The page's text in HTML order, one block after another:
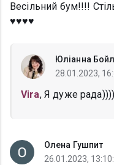
Весільний бум!!!!
♥️♥️♥️♥️
Юліанна
28.01.2023,
Vira, Я дуже
Олена Гушпит
26.01.2023,